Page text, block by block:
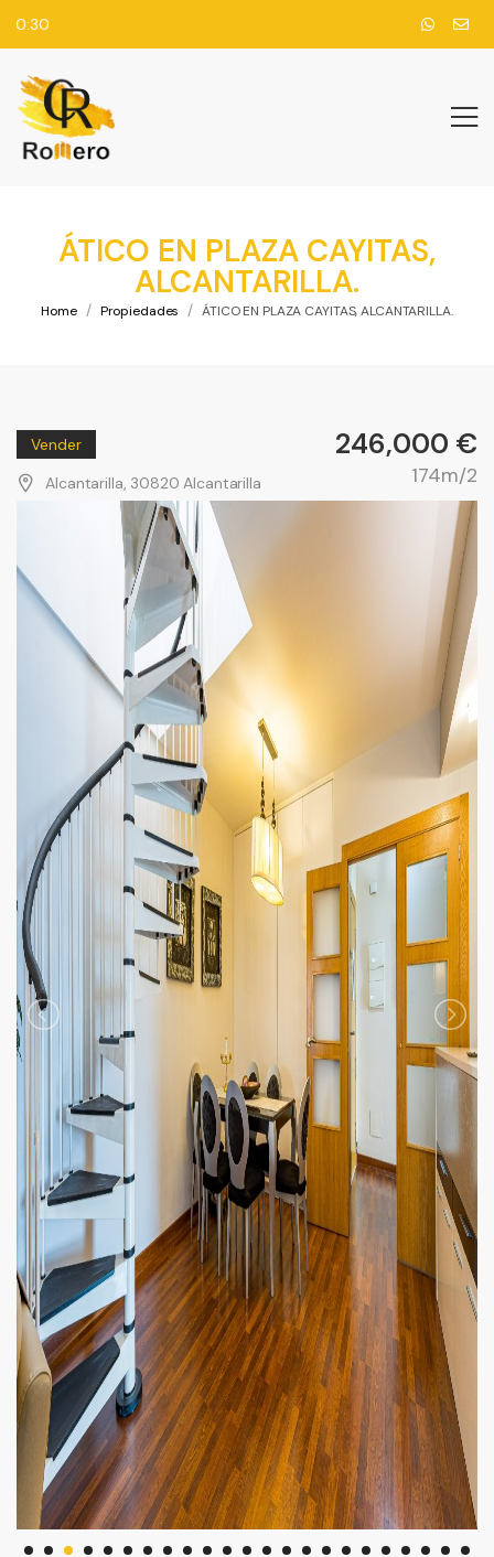
ÁTICO EN PLAZA CAYITAS,
ALCANTARILLA.
Home / Propiedades / ÁTICO EN PLAZA CAYITAS, ALCANTARILLA.
Vender 246,000 €
Alcantarilla, 30820 Alcantarilla 174m/2